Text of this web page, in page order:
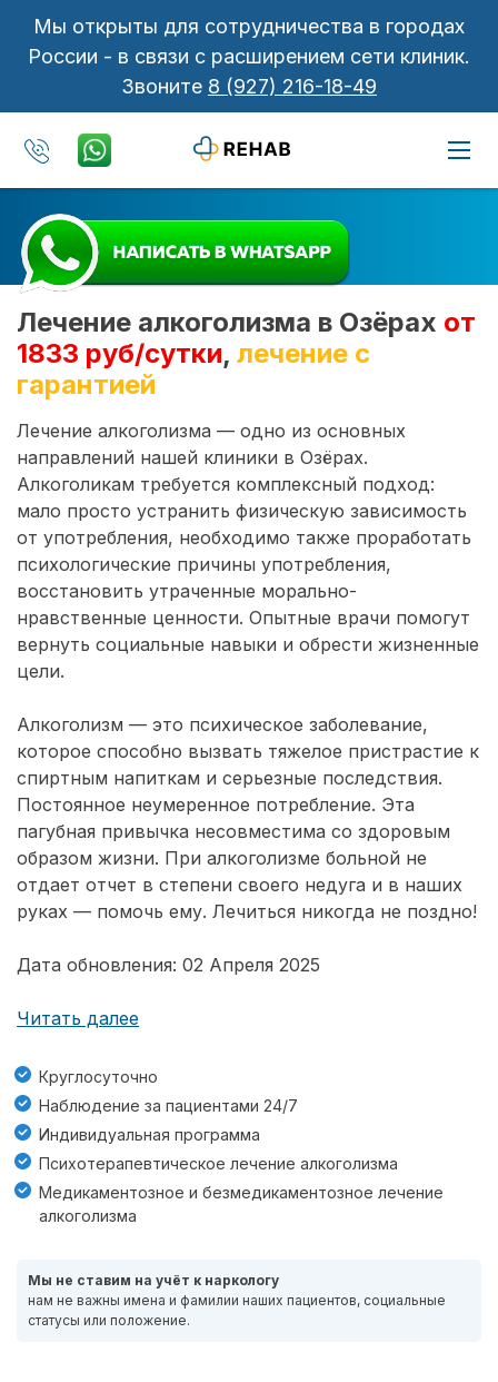
Мы открыты для сотрудничества в городах
России - в связи с расширением сети клиник.
Звоните 8 (927) 216-18-49
Лечение алкоголизма в Озёрах от
1833 руб/сутки, лечение с
гарантией
Лечение алкоголизма — одно из основных
направлений нашей клиники в Озёрах.
Алкоголикам требуется комплексный подход:
мало просто устранить физическую зависимость
от употребления, необходимо также проработать
психологические причины употребления,
восстановить утраченные морально-
нравственные ценности. Опытные врачи помогут
вернуть социальные навыки и обрести жизненные
цели.
Алкоголизм — это психическое заболевание,
которое способно вызвать тяжелое пристрастие к
спиртным напиткам и серьезные последствия.
Постоянное неумеренное потребление. Эта
пагубная привычка несовместима со здоровым
образом жизни. При алкоголизме больной не
отдает отчет в степени своего недуга и в наших
руках — помочь ему. Лечиться никогда не поздно!
Дата обновления: 02 Апреля 2025
Читать далее
Круглосуточно
Наблюдение за пациентами 24/7
Индивидуальная программа
Психотерапевтическое лечение алкоголизма
Медикаментозное и безмедикаментозное лечение
алкоголизма
Мы не ставим на учёт к наркологу
нам не важны имена и фамилии наших пациентов, социальные
статусы или положение.